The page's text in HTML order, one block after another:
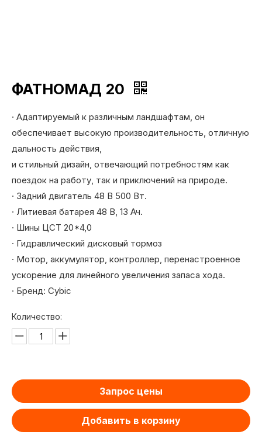
ФАТНОМАД 20
· Адаптируемый к различным ландшафтам, он
обеспечивает высокую производительность, отличную
дальность действия,
и стильный дизайн, отвечающий потребностям как
поездок на работу, так и приключений на природе.
· Задний двигатель 48 В 500 Вт.
· Литиевая батарея 48 В, 13 Ач.
· Шины ЦСТ 20*4,0
· Гидравлический дисковый тормоз
· Мотор, аккумулятор, контроллер, перенастроенное
ускорение для линейного увеличения запаса хода.
· Бренд: Cybic
Количество:
Запрос цены
Добавить в корзину